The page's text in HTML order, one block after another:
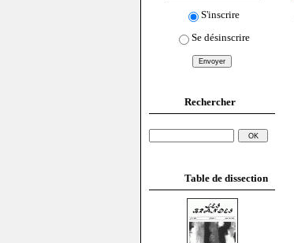
S'inscrire
Se désinscrire
Rechercher
Table de dissection